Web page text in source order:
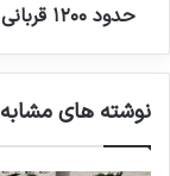
حدود ۱۲۰۰ قربانی تروریسم در ماه‌های آوریل و مه آواره شدند
نوشته های مشابه